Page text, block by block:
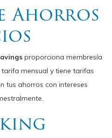
Ahorros
proporciona membresía
mensual y tiene tarifas
tus ahorros con intereses